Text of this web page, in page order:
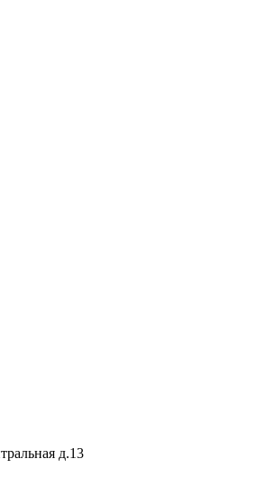
д.13